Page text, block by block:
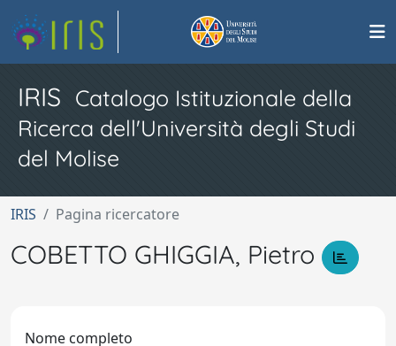
IRIS Catalogo Istituzionale della
Ricerca dell'Università degli Studi
del Molise
IRIS Pagina ricercatore
COBETTO GHIGGIA, Pietro
Nome completo